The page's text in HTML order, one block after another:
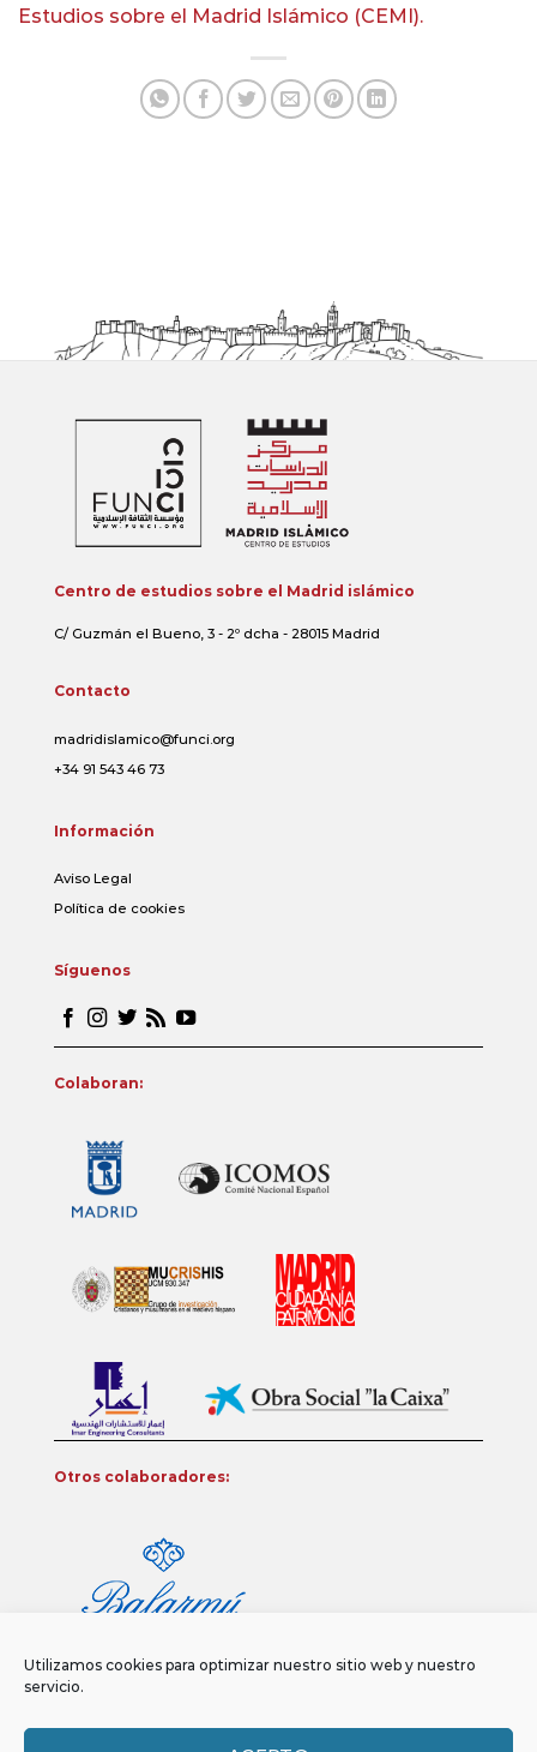
Utilizamos cookies para optimizar nuestro sitio web y nuestro
servicio.
Estudios sobre el Madrid Islámico (CEMI).
Centro de estudios sobre el Madrid islámico
C/ Guzmán el Bueno, 3 - 2º dcha - 28015 Madrid
Contacto
madridislamico@funci.org
+34 91 543 46 73
Información
Aviso Legal
Política de cookies
Síguenos
Colaboran:
Otros colaboradores: